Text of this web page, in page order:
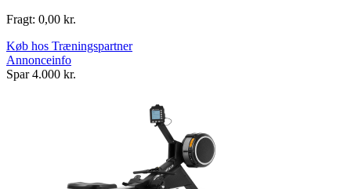
Fragt: 0,00 kr.
Køb hos Træningspartner
Annonceinfo
Spar 4.000 kr.